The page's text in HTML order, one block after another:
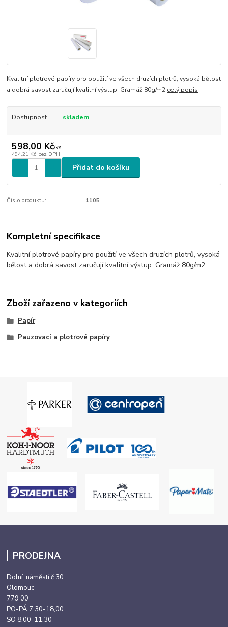
Kvalitní plotrové papíry pro použití ve všech druzích plotrů, vysoká bělost
a dobrá savost zaručují kvalitní výstup. Gramáž 80g/m2 celý popis
Dostupnost skladem
598,00 Kč/ks
494,21 Kč bez DPH
Přidat do košíku
Číslo produktu: 1105
Kompletní specifikace
Kvalitní plotrové papíry pro použití ve všech druzích plotrů, vysoká
bělost a dobrá savost zaručují kvalitní výstup. Gramáž 80g/m2
Zboží zařazeno v kategoriích
Papír
Pauzovací a plotrové papíry
PRODEJNA
Dolní náměstí č.30
Olomouc
779 00
PO-PÁ 7,30-18,00
SO 8,00-11,30